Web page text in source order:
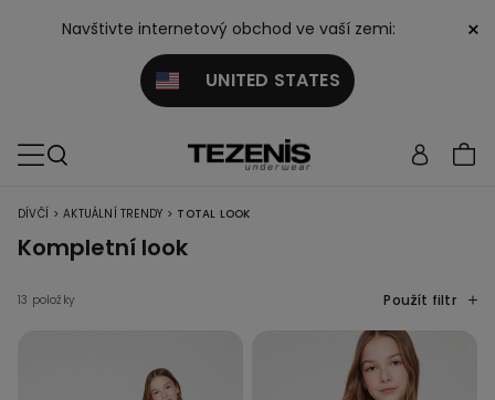
Navštivte internetový obchod ve vaší zemi:
UNITED STATES
×
DÍVČÍ > AKTUÁLNÍ TRENDY > TOTAL LOOK
Kompletní look
13 položky Použít filtr